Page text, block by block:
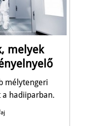
melyek
mélytengeri
a hadiiparban.